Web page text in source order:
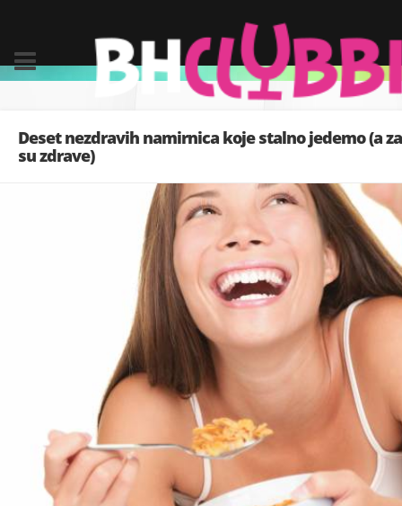
Deset nezdravih namirnica koje stalno jedemo (a
su zdrave)